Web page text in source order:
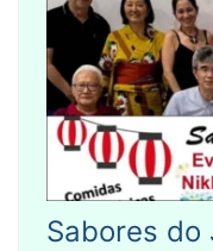
Sabores do